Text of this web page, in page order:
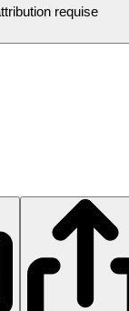
requise